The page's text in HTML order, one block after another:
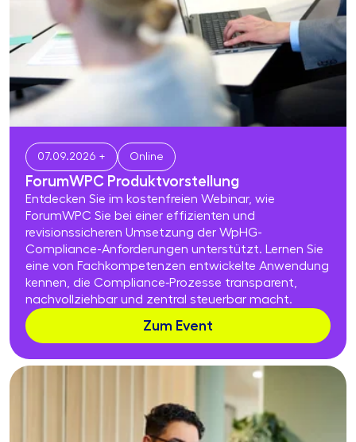
07.09.2026 + Online
ForumWPC Produktvor­stel­lung
Entdecken Sie im kostenfreien Webinar, wie
ForumWPC Sie bei einer effizienten und
revisionssicheren Umsetzung der WpHG-
Compliance-Anforderungen unterstützt. Lernen Sie
eine von Fachkompetenzen entwickelte Anwendung
kennen, die Compliance‑Prozesse transparent,
nachvollziehbar und zentral steuerbar macht.
Zum Event